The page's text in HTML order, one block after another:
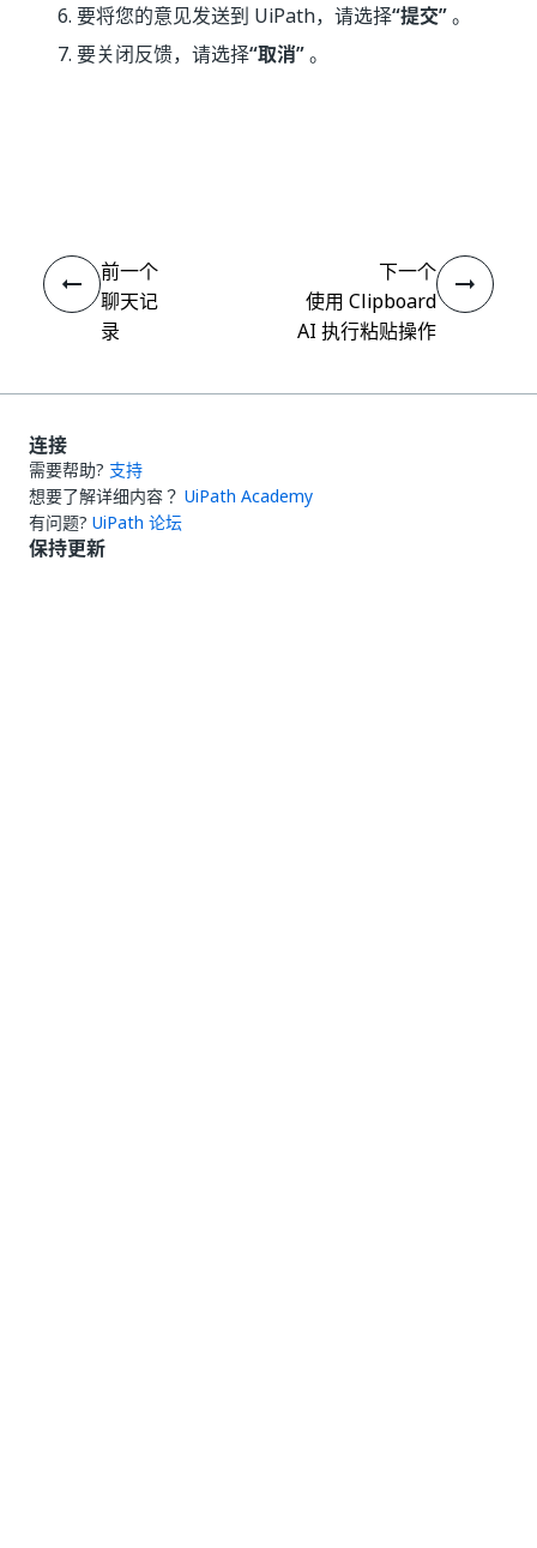
要将您的意见发送到 UiPath，请选择“提交”。
要关闭反馈，请选择“取消”。
前一个
聊天记
录
下一个
使用 Clipboard
AI 执行粘贴操作
连接
需要帮助? 支持
想要了解详细内容？ UiPath Academy
有问题? UiPath 论坛
保持更新